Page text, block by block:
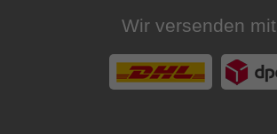
Wir versenden mit